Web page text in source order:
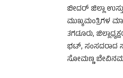
ಬೀದರ್ ಜಿಲ್ಲಾ
ಮುಖ್ಯಮಂತ್ರಿಗಳ
ತಗಡೂರು,
ಭಟ್, ಸಂಸದರಾದ
ಸೋಮಣ್ಣ